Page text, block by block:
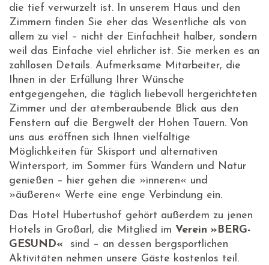
die tief verwurzelt ist. In unserem Haus und den
Zimmern finden Sie eher das Wesentliche als von
allem zu viel – nicht der Einfachheit halber, sondern
weil das Einfache viel ehrlicher ist. Sie merken es an
zahllosen Details. Aufmerksame Mitarbeiter, die
Ihnen in der Erfüllung Ihrer Wünsche
entgegengehen, die täglich liebevoll hergerichteten
Zimmer und der atemberaubende Blick aus den
Fenstern auf die Bergwelt der Hohen Tauern. Von
uns aus eröffnen sich Ihnen vielfältige
Möglichkeiten für Skisport und alternativen
Wintersport, im Sommer fürs Wandern und Natur
genießen – hier gehen die »inneren« und
»äußeren« Werte eine enge Verbindung ein.
Das Hotel Hubertushof gehört außerdem zu jenen
Hotels in Großarl, die Mitglied im Verein »BERG-
GESUND« sind – an dessen bergsportlichen
Aktivitäten nehmen unsere Gäste kostenlos teil.